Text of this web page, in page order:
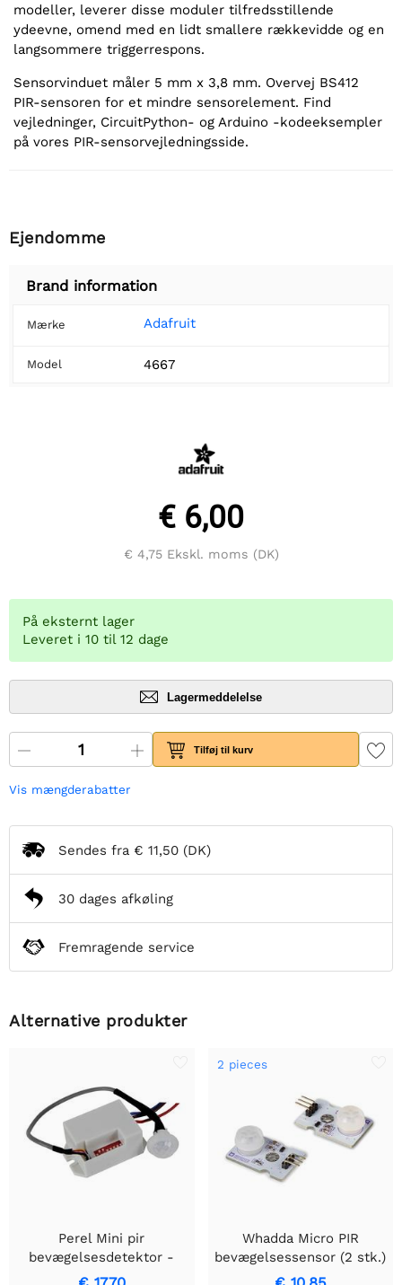
modeller, leverer disse moduler tilfredsstillende
ydeevne, omend med en lidt smallere rækkevidde og en
langsommere triggerrespons.
Sensorvinduet måler 5 mm x 3,8 mm. Overvej BS412
PIR-sensoren for et mindre sensorelement. Find
vejledninger, CircuitPython- og Arduino -kodeeksempler
på vores PIR-sensorvejledningsside.
Ejendomme
Brand information
Mærke Adafruit
Model 4667
€ 6,00
€ 4,75Ekskl. moms (DK)
På eksternt lager
Leveret i 10 til 12 dage
Lagermeddelelse
Tilføj til kurv
Vis mængderabatter
Sendes fra € 11,50 (DK)
30 dages afkøling
Fremragende service
Alternative produkter
Perel Mini pir
bevægelsesdetektor -
indbygget - 12 vdc
2 pieces
Whadda Micro PIR
bevægelsessensor (2 stk.)